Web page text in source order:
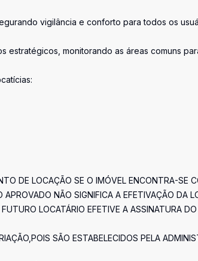
vigilância e conforto para todos os
estratégicos, monitorando as áreas comuns
DE LOCAÇÃO SE O IMÓVEL ENCONTRA-SE
NÃO SIGNIFICA A EFETIVAÇÃO DA
LOCATÁRIO EFETIVE A ASSINATURA
SÃO ESTABELECIDOS PELA